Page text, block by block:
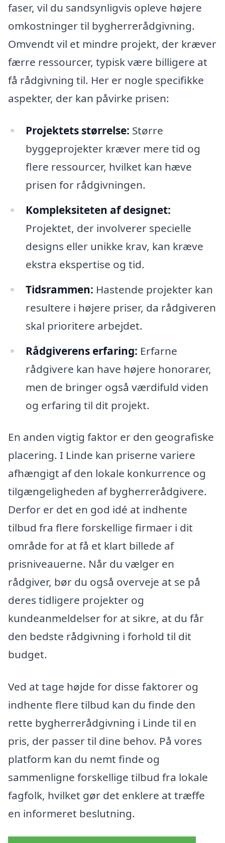
faser, vil du sandsynligvis opleve højere
omkostninger til bygherrerådgivning.
Omvendt vil et mindre projekt, der kræver
færre ressourcer, typisk være billigere at
få rådgivning til. Her er nogle specifikke
aspekter, der kan påvirke prisen:
Projektets størrelse: Større
byggeprojekter kræver mere tid og
flere ressourcer, hvilket kan hæve
prisen for rådgivningen.
Kompleksiteten af designet:
Projektet, der involverer specielle
designs eller unikke krav, kan kræve
ekstra ekspertise og tid.
Tidsrammen: Hastende projekter kan
resultere i højere priser, da rådgiveren
skal prioritere arbejdet.
Rådgiverens erfaring: Erfarne
rådgivere kan have højere honorarer,
men de bringer også værdifuld viden
og erfaring til dit projekt.
En anden vigtig faktor er den geografiske
placering. I Linde kan priserne variere
afhængigt af den lokale konkurrence og
tilgængeligheden af bygherrerådgivere.
Derfor er det en god idé at indhente
tilbud fra flere forskellige firmaer i dit
område for at få et klart billede af
prisniveauerne. Når du vælger en
rådgiver, bør du også overveje at se på
deres tidligere projekter og
kundeanmeldelser for at sikre, at du får
den bedste rådgivning i forhold til dit
budget.
Ved at tage højde for disse faktorer og
indhente flere tilbud kan du finde den
rette bygherrerådgivning i Linde til en
pris, der passer til dine behov. På vores
platform kan du nemt finde og
sammenligne forskellige tilbud fra lokale
fagfolk, hvilket gør det enklere at træffe
en informeret beslutning.